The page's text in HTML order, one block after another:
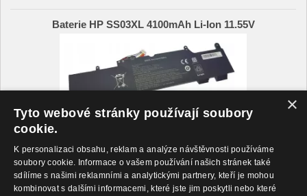
Baterie HP SS03XL 4100mAh Li-Ion 11.55V
Zobrazit všechny novinky ...
×
Tyto webové stránky používají soubory
cookie.
K personalizaci obsahu, reklam a analýze návštěvnosti používáme
soubory cookie. Informace o vašem používání našich stránek také
sdílíme s našimi reklamními a analytickými partnery, kteří je mohou
kombinovat s dalšími informacemi, které jste jim poskytli nebo které